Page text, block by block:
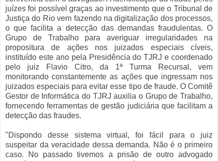
juízes foi possível graças ao investimento que o Tribunal de
Justiça do Rio vem fazendo na digitalização dos processos,
o que facilita a detecção das demandas fraudulentas. O
Grupo de Trabalho para averiguar irregularidades na
propositura de ações nos juizados especiais cíveis,
instituído este ano pela Presidência do TJRJ e coordenado
pelo juiz Flavio Citro, da 1ª Turma Recursal, vem
monitorando constantemente as ações que ingressam nos
juizados especiais para evitar esse tipo de fraude. O Comitê
Gestor de Informática do TJRJ auxilia o Grupo de Trabalho,
fornecendo ferramentas de gestão judiciária que facilitam a
detecção das fraudes.
"Dispondo desse sistema virtual, foi fácil para o juiz
suspeitar da veracidade dessa demanda. Não é o primeiro
caso. No passado tivemos a prisão de outro advogado